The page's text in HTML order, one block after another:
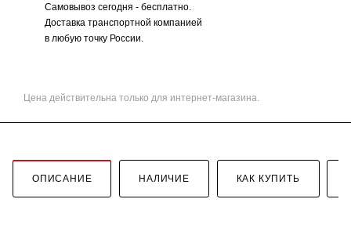
Самовывоз сегодня - бесплатно.
Доставка транспортной компанией
в любую точку России.
Цена действительна только для интернет-магазина.
ОПИСАНИЕ НАЛИЧИЕ КАК КУПИТЬ